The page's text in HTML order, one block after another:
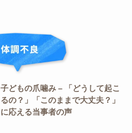
子どもの爪噛み – 「どうして起こ
るの？」「このままで大丈夫？」
に応える当事者の声